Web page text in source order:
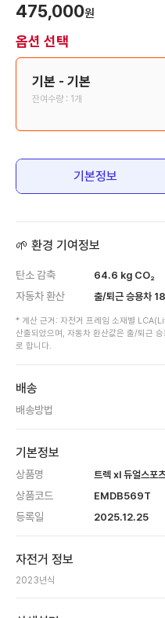
475,000원
옵션 선택
기본 - 기본
잔여수량 : 1개
기본정보
🌱 환경 기여정보
탄소 감축 64.6 kg CO₂
자동차 환산 출/퇴근 승용차 18
* 계산 근거: 자전거 프레임 소재별
산출되었으며, 자동차 환산값은 출/퇴근
로 합니다.
배송
배송방법
기본정보
상품명 트렉 xl 듀얼스포
상품코드 EMDB569T
등록일 2025.12.25
자전거 정보
2023년식